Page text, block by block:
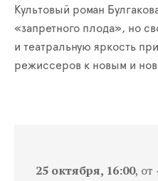
Культовый роман
«запретного плода», но
и театральную яркость
режиссеров к новым и
25 октября, 16:00, от